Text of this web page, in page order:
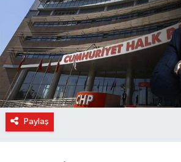
Paylaş